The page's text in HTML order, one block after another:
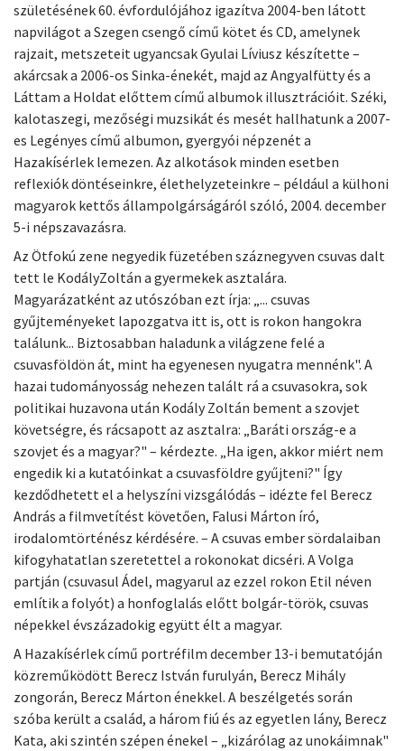
születésének 60. évfordulójához igazítva 2004-ben látott
napvilágot a Szegen csengő című kötet és CD, amelynek
rajzait, metszeteit ugyancsak Gyulai Líviusz készítette –
akárcsak a 2006-os Sinka-énekét, majd az Angyalfütty és a
Láttam a Holdat előttem című albumok illusztrációit. Széki,
kalotaszegi, mezőségi muzsikát és mesét hallhatunk a 2007-
es Legényes című albumon, gyergyói népzenét a
Hazakísérlek lemezen. Az alkotások minden esetben
reflexiók döntéseinkre, élethelyzeteinkre – például a külhoni
magyarok kettős állampolgárságáról szóló, 2004. december
5-i népszavazásra.
Az Ötfokú zene negyedik füzetében száznegyven csuvas dalt
tett le KodályZoltán a gyermekek asztalára.
Magyarázatként az utószóban ezt írja: „... csuvas
gyűjteményeket lapozgatva itt is, ott is rokon hangokra
találunk... Biztosabban haladunk a világzene felé a
csuvasföldön át, mint ha egyenesen nyugatra mennénk". A
hazai tudományosság nehezen talált rá a csuvasokra, sok
politikai huzavona után Kodály Zoltán bement a szovjet
követségre, és rácsapott az asztalra: „Baráti ország-e a
szovjet és a magyar?" – kérdezte. „Ha igen, akkor miért nem
engedik ki a kutatóinkat a csuvasföldre gyűjteni?" Így
kezdődhetett el a helyszíni vizsgálódás – idézte fel Berecz
András a filmvetítést követően, Falusi Márton író,
irodalomtörténész kérdésére. – A csuvas ember sördalaiban
kifogyhatatlan szeretettel a rokonokat dicséri. A Volga
partján (csuvasul Ádel, magyarul az ezzel rokon Etil néven
említik a folyót) a honfoglalás előtt bolgár-török, csuvas
népekkel évszázadokig együtt élt a magyar.
A Hazakísérlek című portréfilm december 13-i bemutatóján
közreműködött Berecz István furulyán, Berecz Mihály
zongorán, Berecz Márton énekkel. A beszélgetés során
szóba került a család, a három fiú és az egyetlen lány, Berecz
Kata, aki szintén szépen énekel – „kizárólag az unokáimnak"